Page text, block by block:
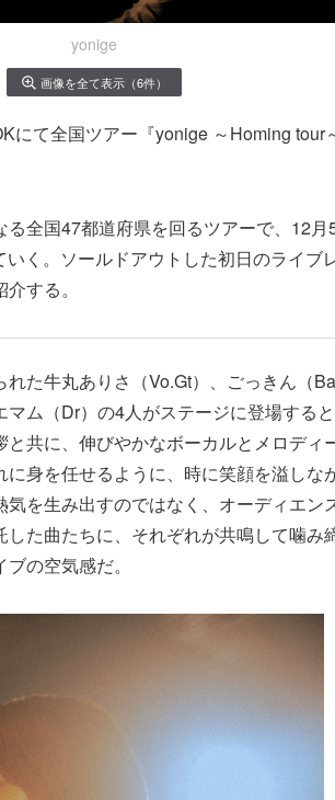
yonige
画像を全て表示（6件）
にて全国ツアー『yonige ～Homing tour
全国47都道府県を回るツアーで、12月
く。ソールドアウトした初日のライブ
する。
た牛丸ありさ（Vo.Gt）、ごっきん（
マム（Dr）の4人がステージに登場する
共に、伸びやかなボーカルとメロディ
身を任せるように、時に笑顔を溢しな
を生み出すのではなく、オーディエン
た曲たちに、それぞれが共鳴して噛み
の空気感だ。